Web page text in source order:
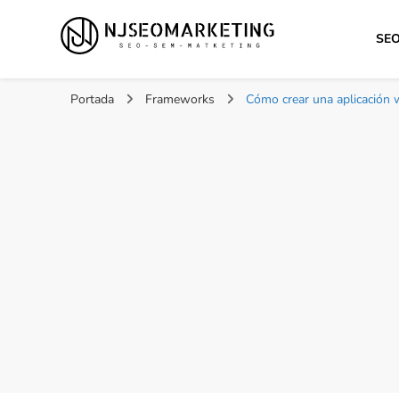
Portada Frameworks Cómo crear una aplicación